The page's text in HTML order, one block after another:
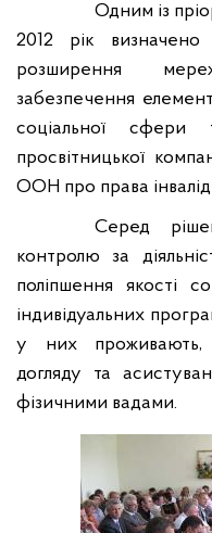
Одним із
2012 рік
розширення
забезпечення
соціальної сфери
просвітницької
ООН про права
Серед
контролю за
поліпшення якості
індивідуальних
у них проживають,
догляду та
фізичними вадами.